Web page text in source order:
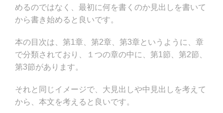
めるのではなく、最初に何を書くのか見出しを書いて
から書き始めると良いです。
本の目次は、第1章、第2章、第3章というように、章
で分類されており、１つの章の中に、第1節、第2節、
第3節があります。
それと同じイメージで、大見出しや中見出しを考えて
から、本文を考えると良いです。